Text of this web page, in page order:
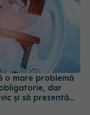
dar
și să prezentăm
vaccin